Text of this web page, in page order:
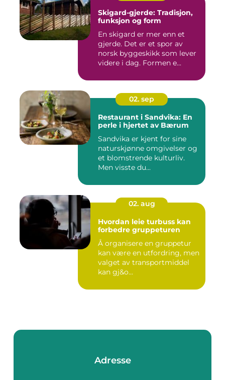
Skigard-gjerde: Tradisjon,
funksjon og form
En skigard er mer enn et
gjerde. Det er et spor av
norsk byggeskikk som lever
videre i dag. Formen e...
02. sep
Restaurant i Sandvika: En
perle i hjertet av Bærum
Sandvika er kjent for sine
naturskjønne omgivelser og
et blomstrende kulturliv.
Men visste du...
02. aug
Hvordan leie turbuss kan
forbedre gruppeturen
Å organisere en gruppetur
kan være en utfordring, men
valget av transportmiddel
kan gj&o...
Adresse